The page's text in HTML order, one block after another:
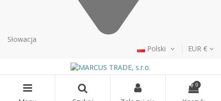
Słowacja
Polski
EUR €
0